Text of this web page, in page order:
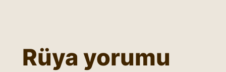
Rüya yorumu